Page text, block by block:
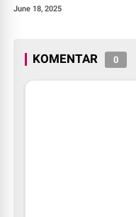
Provinsi Sumatera Barat
June 18, 2025
KOMENTAR 0